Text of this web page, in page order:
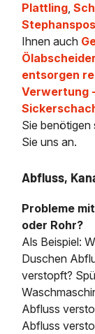
Plattling,
Ihnen auch
Ölabscheider
entsorgen
Verwertung
Sie benötigen
Sie uns an.
Abfluss,
Probleme
oder Rohr?
Als Beispiel:
Duschen
verstopft?
Abfluss
Abfluss